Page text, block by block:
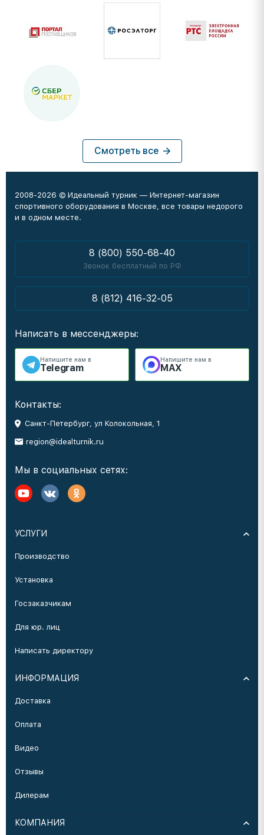
Смотреть все
2008-2026 © Идеальный турник — Интернет-магазин
спортивного оборудования в Москве, все товары недорого
и в одном месте.
8 (800) 550-68-40
Звонок бесплатный по РФ
8 (812) 416-32-05
Написать в мессенджеры:
Напишите нам в
Telegram
Напишите нам в
MAX
Контакты:
Санкт-Петербург, ул Колокольная, 1
region@idealturnik.ru
Мы в социальных сетях:
УСЛУГИ
Производство
Установка
Госзаказчикам
Для юр. лиц
Написать директору
ИНФОРМАЦИЯ
Доставка
Оплата
Видео
Отзывы
Дилерам
КОМПАНИЯ